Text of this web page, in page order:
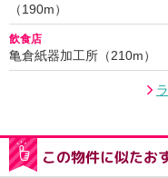
（190m）
飲食店
亀倉紙器加工所（210m）
この物件に似たお